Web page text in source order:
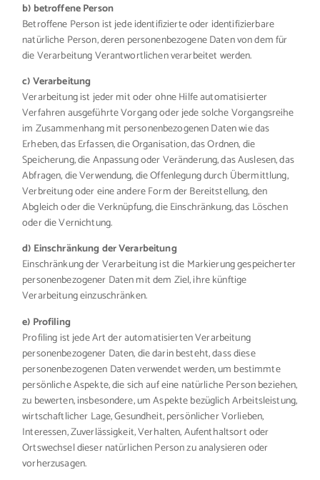
b) betroffene Person
Betroffene Person ist jede identifizierte oder identifizierbare
natürliche Person, deren personenbezogene Daten von dem für
die Verarbeitung Verantwortlichen verarbeitet werden.
c) Verarbeitung
Verarbeitung ist jeder mit oder ohne Hilfe automatisierter
Verfahren ausgeführte Vorgang oder jede solche Vorgangsreihe
im Zusammenhang mit personenbezogenen Daten wie das
Erheben, das Erfassen, die Organisation, das Ordnen, die
Speicherung, die Anpassung oder Veränderung, das Auslesen, das
Abfragen, die Verwendung, die Offenlegung durch Übermittlung,
Verbreitung oder eine andere Form der Bereitstellung, den
Abgleich oder die Verknüpfung, die Einschränkung, das Löschen
oder die Vernichtung.
d) Einschränkung der Verarbeitung
Einschränkung der Verarbeitung ist die Markierung gespeicherter
personenbezogener Daten mit dem Ziel, ihre künftige
Verarbeitung einzuschränken.
e) Profiling
Profiling ist jede Art der automatisierten Verarbeitung
personenbezogener Daten, die darin besteht, dass diese
personenbezogenen Daten verwendet werden, um bestimmte
persönliche Aspekte, die sich auf eine natürliche Person beziehen,
zu bewerten, insbesondere, um Aspekte bezüglich Arbeitsleistung,
wirtschaftlicher Lage, Gesundheit, persönlicher Vorlieben,
Interessen, Zuverlässigkeit, Verhalten, Aufenthaltsort oder
Ortswechsel dieser natürlichen Person zu analysieren oder
vorherzusagen.